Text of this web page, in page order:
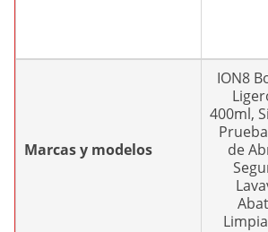
Marcas y modelos
ION8
400ml,
de